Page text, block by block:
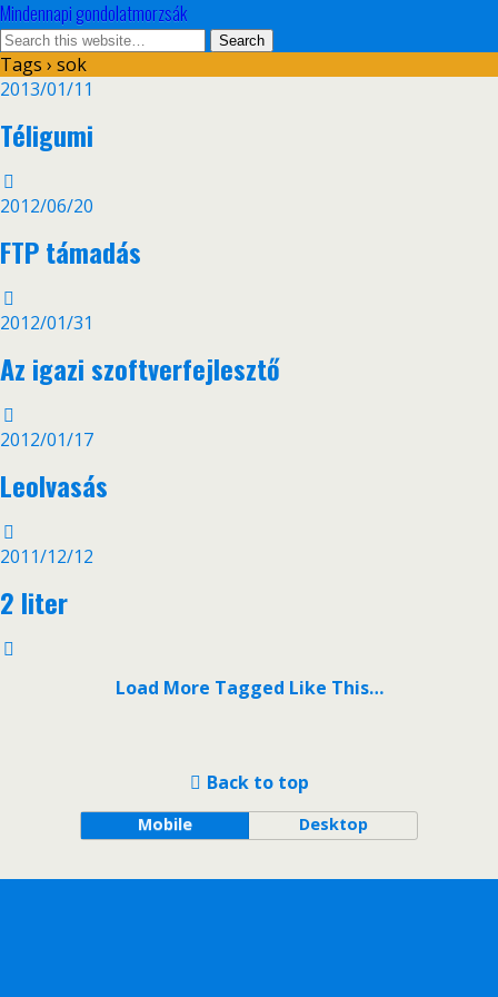
Mindennapi gondolatmorzsák
Tags › sok
2013/01/11
Téligumi
2012/06/20
FTP támadás
2012/01/31
Az igazi szoftverfejlesztő
2012/01/17
Leolvasás
2011/12/12
2 liter
Load More Tagged Like This…
Back to top
Mobile Desktop